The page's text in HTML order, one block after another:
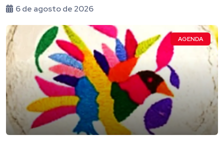
6 de agosto de 2026
AGENDA